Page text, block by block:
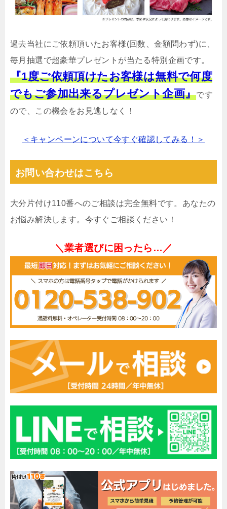
過去当社にご依頼頂いたお客様(回数、金額問わず)に、
毎月抽選で超豪華プレゼントが当たる特別企画です。
『1度ご依頼頂けたお客様は無料で何度
でもご参加出来るプレゼント企画』です
ので、この機会をお見逃しなく！
＜キャンペーンについて今すぐ確認してみる！＞
お問い合わせはこちら
大分片付け110番へのご相談は完全無料です。あなたの
お悩み解決します。今すぐご相談ください！
＼業者選びに困ったら…／